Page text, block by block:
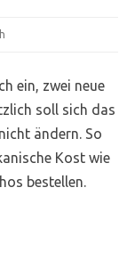
ein, zwei neue
soll sich das
ändern. So
Kost wie
bestellen.